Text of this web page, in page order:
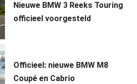
Nieuwe BMW 3 Reeks Touring
officieel voorgesteld
Officieel: nieuwe BMW M8
Coupé en Cabrio